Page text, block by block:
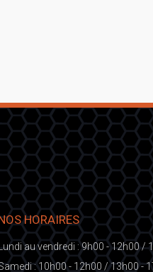
HORAIRES
au vendredi : 9h00 - 12h00 /
: 10h00 - 12h00 / 13h00 -